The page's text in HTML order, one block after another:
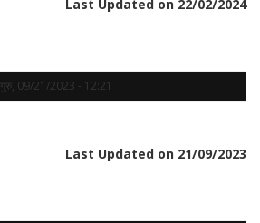
Last Updated on 22/02/2024
गुरु, 09/21/2023 - 12:21
Last Updated on 21/09/2023